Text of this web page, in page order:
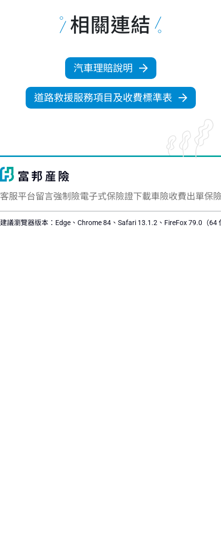
相關連結
汽車理賠說明
道路救援服務項目及收費標準表
客服平台留言強制險電子式保險證下載車險收費出單保
建議瀏覽器版本：Edge、Chrome 84、Safari 13.1.2、FireFox 79.0（64